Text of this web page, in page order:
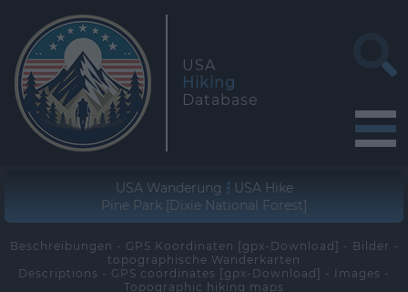
USA
Hiking
Database
USA Wanderung
USA Hike
Pine Park [Dixie National Forest]
Beschreibungen - GPS Koordinaten [gpx-Download] - Bilder -
topographische Wanderkarten
Descriptions - GPS coordinates [gpx-Download] - Images -
Topographic hiking maps